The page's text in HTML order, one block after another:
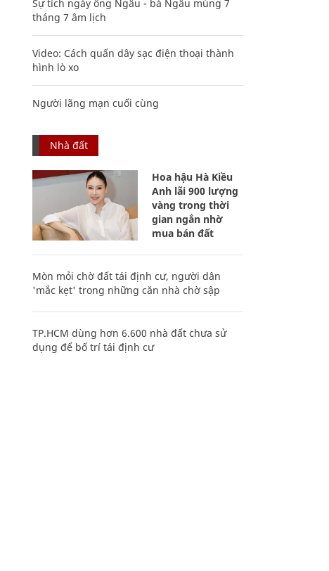
Sự tích ngày ông Ngâu - bà Ngâu mùng 7
tháng 7 âm lịch
Video: Cách quấn dây sạc điện thoại thành
hình lò xo
Người lãng mạn cuối cùng
Nhà đất
Hoa hậu Hà Kiều
Anh lãi 900 lượng
vàng trong thời
gian ngắn nhờ
mua bán đất
Mòn mỏi chờ đất tái định cư, người dân
'mắc kẹt' trong những căn nhà chờ sập
TP.HCM dùng hơn 6.600 nhà đất chưa sử
dụng để bố trí tái định cư